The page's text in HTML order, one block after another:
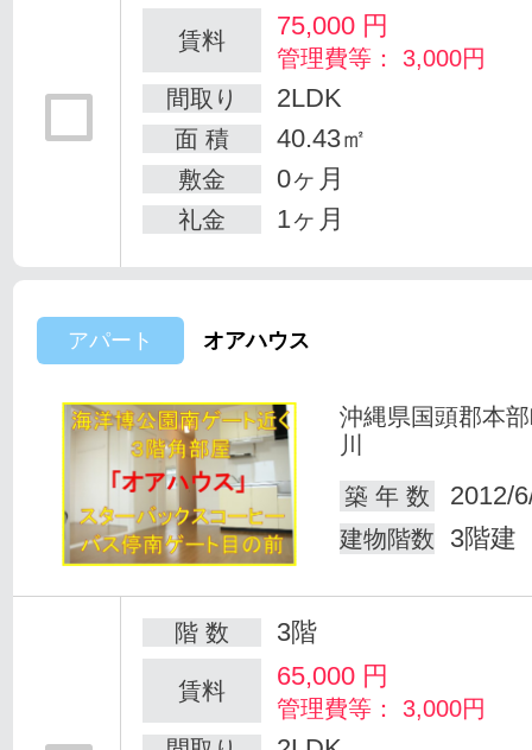
賃料 75,000 円
管理費等： 3,000円
間取り
2LDK
面 積 40.43㎡
敷金 0ヶ月
礼金 1ヶ月
アパート オアハウス
沖縄県国頭郡本
川
築 年 数
2012/
建物階数 3階建
階 数 3階
賃料 65,000 円
管理費等： 3,000円